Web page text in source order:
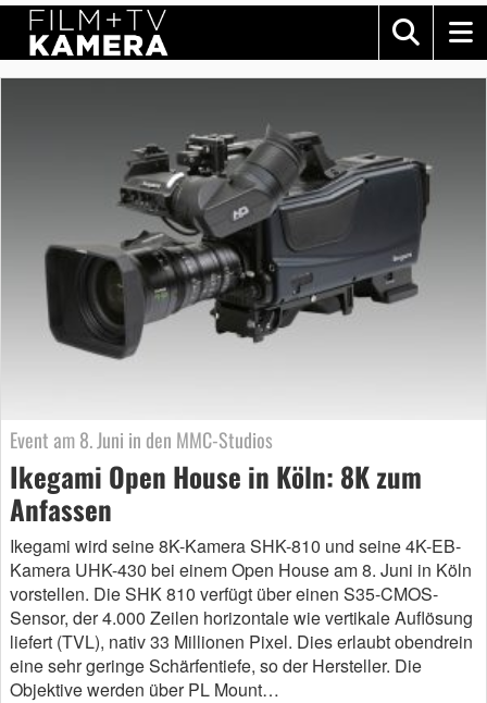
Event am 8. Juni in den MMC-Studios
Ikegami Open House in Köln: 8K zum
Anfassen
Ikegami wird seine 8K-Kamera SHK-810 und seine 4K-EB-
Kamera UHK-430 bei einem Open House am 8. Juni in Köln
vorstellen. Die SHK 810 verfügt über einen S35-CMOS-
Sensor, der 4.000 Zeilen horizontale wie vertikale Auflösung
liefert (TVL), nativ 33 Millionen Pixel. Dies erlaubt obendrein
eine sehr geringe Schärfentiefe, so der Hersteller. Die
Objektive werden über PL Mount…